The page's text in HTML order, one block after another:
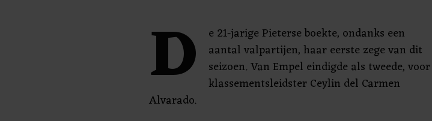
D
e 21-jarige Pieterse boekte, ondanks een
aantal valpartijen, haar eerste zege van dit
seizoen. Van Empel eindigde als tweede, voor
klassementsleidster Ceylin del Carmen
Alvarado.